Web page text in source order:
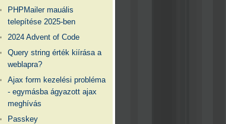
PHPMailer mauális
telepítése 2025-ben
2024 Advent of Code
Query string érték kiírása a
weblapra?
Ajax form kezelési probléma
- egymásba ágyazott ajax
meghívás
Passkey